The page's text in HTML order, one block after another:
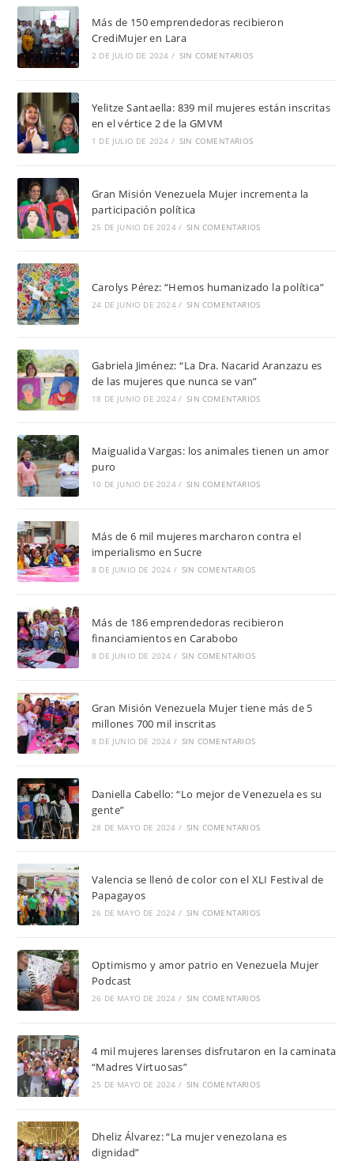
Más de 150 emprendedoras recibieron
CrediMujer en Lara
2 DE JULIO DE 2024 / SIN COMENTARIOS
Yelitze Santaella: 839 mil mujeres están inscritas
en el vértice 2 de la GMVM
1 DE JULIO DE 2024 / SIN COMENTARIOS
Gran Misión Venezuela Mujer incrementa la
participación política
25 DE JUNIO DE 2024 / SIN COMENTARIOS
Carolys Pérez: “Hemos humanizado la política”
24 DE JUNIO DE 2024 / SIN COMENTARIOS
Gabriela Jiménez: “La Dra. Nacarid Aranzazu es
de las mujeres que nunca se van”
18 DE JUNIO DE 2024 / SIN COMENTARIOS
Maigualida Vargas: los animales tienen un amor
puro
10 DE JUNIO DE 2024 / SIN COMENTARIOS
Más de 6 mil mujeres marcharon contra el
imperialismo en Sucre
8 DE JUNIO DE 2024 / SIN COMENTARIOS
Más de 186 emprendedoras recibieron
financiamientos en Carabobo
8 DE JUNIO DE 2024 / SIN COMENTARIOS
Gran Misión Venezuela Mujer tiene más de 5
millones 700 mil inscritas
8 DE JUNIO DE 2024 / SIN COMENTARIOS
Daniella Cabello: “Lo mejor de Venezuela es su
gente”
28 DE MAYO DE 2024 / SIN COMENTARIOS
Valencia se llenó de color con el XLI Festival de
Papagayos
26 DE MAYO DE 2024 / SIN COMENTARIOS
Optimismo y amor patrio en Venezuela Mujer
Podcast
26 DE MAYO DE 2024 / SIN COMENTARIOS
4 mil mujeres larenses disfrutaron en la caminata
“Madres Virtuosas”
25 DE MAYO DE 2024 / SIN COMENTARIOS
Dheliz Álvarez: “La mujer venezolana es
dignidad”